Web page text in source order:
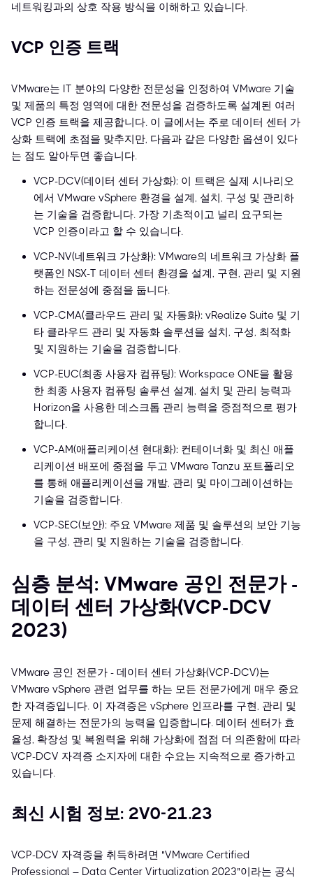
네트워킹과의 상호 작용 방식을 이해하고 있습니다.
VCP 인증 트랙
VMware는 IT 분야의 다양한 전문성을 인정하여 VMware 기술
및 제품의 특정 영역에 대한 전문성을 검증하도록 설계된 여러
VCP 인증 트랙을 제공합니다. 이 글에서는 주로 데이터 센터 가
상화 트랙에 초점을 맞추지만, 다음과 같은 다양한 옵션이 있다
는 점도 알아두면 좋습니다.
VCP-DCV(데이터 센터 가상화): 이 트랙은 실제 시나리오
에서 VMware vSphere 환경을 설계, 설치, 구성 및 관리하
는 기술을 검증합니다. 가장 기초적이고 널리 요구되는
VCP 인증이라고 할 수 있습니다.
VCP-NV(네트워크 가상화): VMware의 네트워크 가상화 플
랫폼인 NSX-T 데이터 센터 환경을 설계, 구현, 관리 및 지원
하는 전문성에 중점을 둡니다.
VCP-CMA(클라우드 관리 및 자동화): vRealize Suite 및 기
타 클라우드 관리 및 자동화 솔루션을 설치, 구성, 최적화
및 지원하는 기술을 검증합니다.
VCP-EUC(최종 사용자 컴퓨팅): Workspace ONE을 활용
한 최종 사용자 컴퓨팅 솔루션 설계, 설치 및 관리 능력과
Horizon을 사용한 데스크톱 관리 능력을 중점적으로 평가
합니다.
VCP-AM(애플리케이션 현대화): 컨테이너화 및 최신 애플
리케이션 배포에 중점을 두고 VMware Tanzu 포트폴리오
를 통해 애플리케이션을 개발, 관리 및 마이그레이션하는
기술을 검증합니다.
VCP-SEC(보안): 주요 VMware 제품 및 솔루션의 보안 기능
을 구성, 관리 및 지원하는 기술을 검증합니다.
심층 분석: VMware 공인 전문가 -
데이터 센터 가상화(VCP-DCV
2023)
VMware 공인 전문가 - 데이터 센터 가상화(VCP-DCV)는
VMware vSphere 관련 업무를 하는 모든 전문가에게 매우 중요
한 자격증입니다. 이 자격증은 vSphere 인프라를 구현, 관리 및
문제 해결하는 전문가의 능력을 입증합니다. 데이터 센터가 효
율성, 확장성 및 복원력을 위해 가상화에 점점 더 의존함에 따라
VCP-DCV 자격증 소지자에 대한 수요는 지속적으로 증가하고
있습니다.
최신 시험 정보: 2V0-21.23
VCP-DCV 자격증을 취득하려면 "VMware Certified
Professional – Data Center Virtualization 2023"이라는 공식